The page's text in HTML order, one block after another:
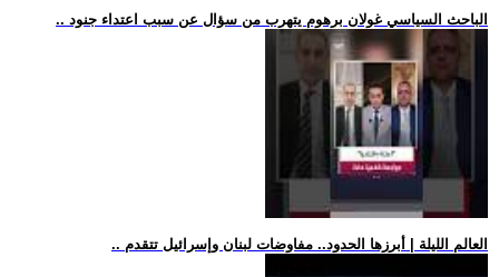
.. الباحث السياسي غولان برهوم يتهرب من سؤال عن سبب اعتداء جنود
.. العالم الليلة | أبرزها الحدود.. مفاوضات لبنان وإسرائيل تتقدم